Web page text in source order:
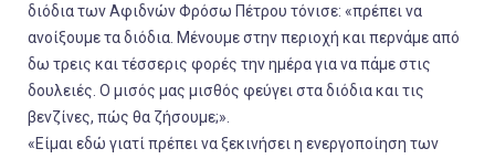
διόδια των Αφιδνών Φρόσω Πέτρου τόνισε: «πρέπει να
ανοίξουμε τα διόδια. Μένουμε στην περιοχή και περνάμε από
δω τρεις και τέσσερις φορές την ημέρα για να πάμε στις
δουλειές. Ο μισός μας μισθός φεύγει στα διόδια και τις
βενζίνες, πώς θα ζήσουμε;».
«Είμαι εδώ γιατί πρέπει να ξεκινήσει η ενεργοποίηση των